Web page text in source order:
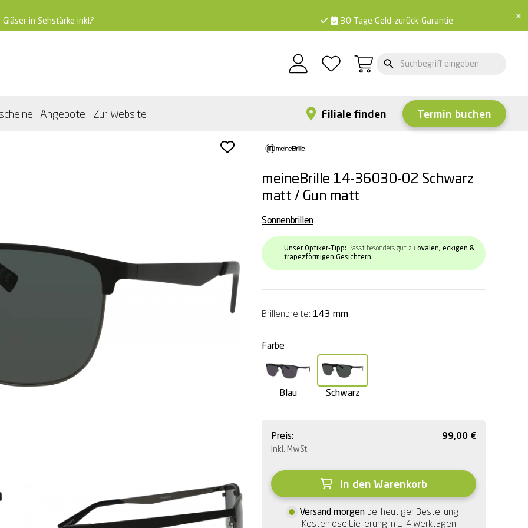
×
Gläser in Sehstärke inkl.² 30 Tage Geld-zurück-Garantie
Angebote Zur Website Filiale finden Termin buchen
matt
meineBrille 14-36030-02 Schwarz
matt / Gun matt
Sonnenbrillen
Unser Optiker-Tipp: Passt besonders gut zu ovalen, eckigen &
trapezförmigen Gesichtern.
Brillenbreite: 143 mm
Farbe
Blau Schwarz
Preis:
inkl. MwSt.
99,00 €
In den Warenkorb
Versand morgen bei heutiger Bestellung
Kostenlose Lieferung in 1-4 Werktagen